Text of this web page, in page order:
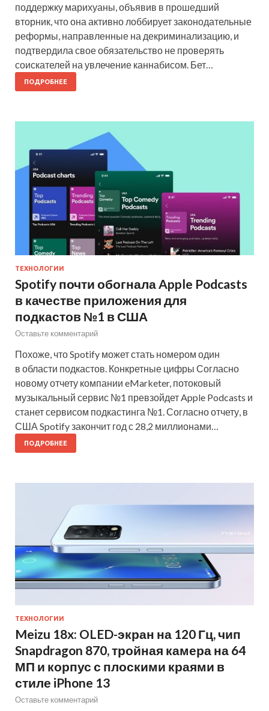
поддержку марихуаны, объявив в прошедший
вторник, что она активно лоббирует законодательные
реформы, направленные на декриминализацию, и
подтвердила свое обязательство не проверять
соискателей на увлечение каннабисом. Бет…
ПОДРОБНЕЕ
ТЕХНОЛОГИИ
Spotify почти обогнала Apple Podcasts
в качестве приложения для
подкастов №1 в США
Оставьте комментарий
Похоже, что Spotify может стать номером один
в области подкастов. Конкретные цифры Согласно
новому отчету компании eMarketer, потоковый
музыкальный сервис №1 превзойдет Apple Podcasts и
станет сервисом подкастинга №1. Согласно отчету, в
США Spotify закончит год с 28,2 миллионами…
ПОДРОБНЕЕ
ТЕХНОЛОГИИ
Meizu 18x: OLED-экран на 120 Гц, чип
Snapdragon 870, тройная камера на 64
МП и корпус с плоскими краями в
стиле iPhone 13
Оставьте комментарий